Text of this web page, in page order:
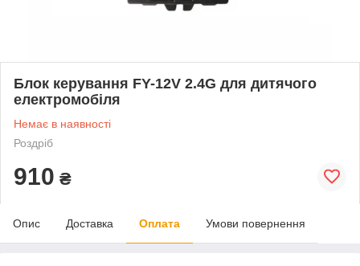
Блок керування FY-12V 2.4G для дитячого
електромобіля
Немає в наявності
Роздріб
910 ₴
Опис Доставка Оплата Умови повернення